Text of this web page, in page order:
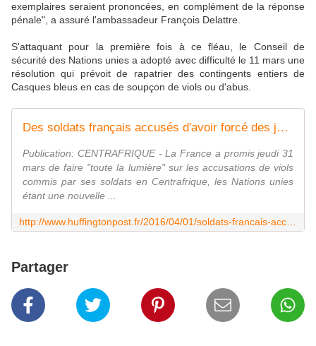
exemplaires seraient prononcées, en complément de la réponse
pénale", a assuré l'ambassadeur François Delattre.
S'attaquant pour la première fois à ce fléau, le Conseil de
sécurité des Nations unies a adopté avec difficulté le 11 mars une
résolution qui prévoit de rapatrier des contingents entiers de
Casques bleus en cas de soupçon de viols ou d'abus.
Des soldats français accusés d'avoir forcé des jeunes filles à des actes zoophiles
Publication: CENTRAFRIQUE - La France a promis jeudi 31
mars de faire "toute la lumière" sur les accusations de viols
commis par ses soldats en Centrafrique, les Nations unies
étant une nouvelle ...
Partager